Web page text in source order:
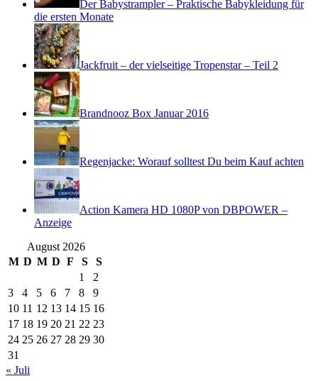
Der Babystrampler – Praktische Babykleidung für
die ersten Monate
Jackfruit – der vielseitige Tropenstar – Teil 2
Brandnooz Box Januar 2016
Regenjacke: Worauf solltest Du beim Kauf achten
Action Kamera HD 1080P von DBPOWER –
Anzeige
August 2026
M D M D F S
S
1
2
3
4 5 6 7 8
9
10 11 12 13 14 15 16
17 18 19 20 21 22 23
24 25 26 27 28 29 30
31
« Juli